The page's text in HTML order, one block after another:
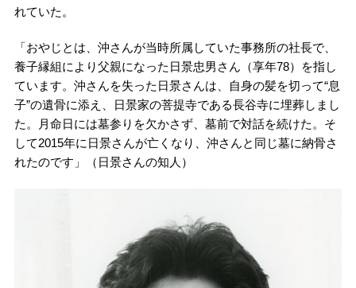
れていた。
「おやじとは、沖さんが当時所属していた事務所の社長で、
養子縁組により父親になった日景忠男さん（享年78）を指し
ています。沖さんを失った日景さんは、自身の髪を切って“息
子”の遺骨に添え、日景家の菩提寺である長谷寺に埋葬しまし
た。月命日には墓参りを欠かさず、墓前で対話を続けた。そ
して2015年に日景さんが亡くなり、沖さんと同じ墓に納骨さ
れたのです」（日景さんの知人）